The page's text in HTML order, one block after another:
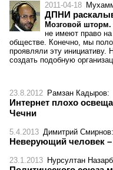
2011-04-18
ДПНИ
Мозговой шторм.
не имеют право
обществе. Конечно, мы
проявляли эту
создать подобную
23.8.2012 Рамзан Кадыров:
Интернет плохо
Чечни
5.4.2013 Димитрий Смирнов:
Неверующий человек –
23.1.2013 Нурсултан